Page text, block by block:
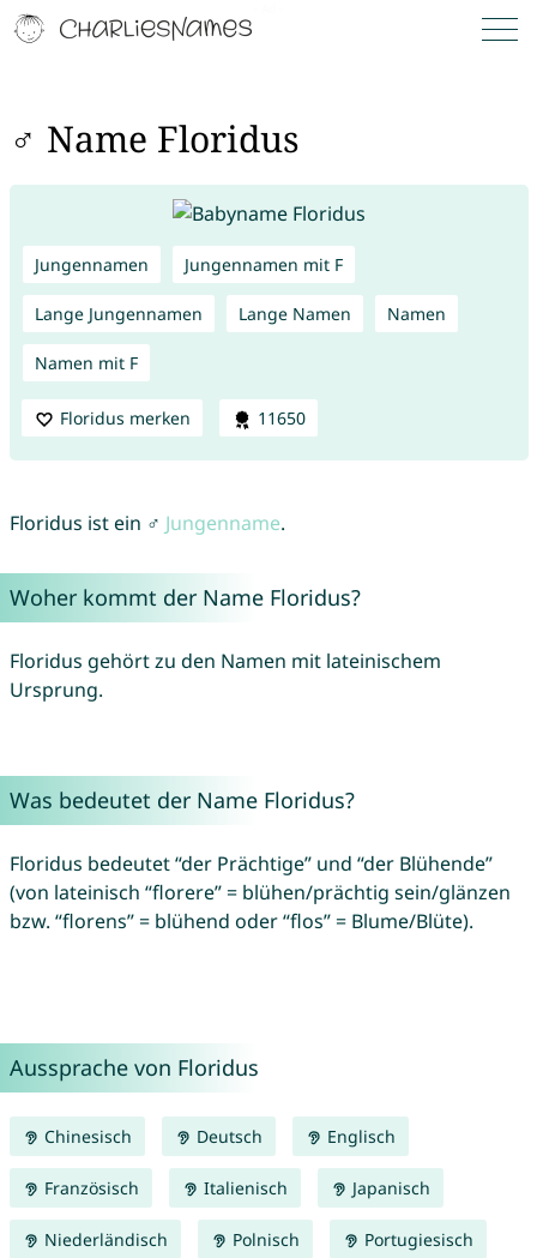
♂ Name Floridus
Jungennamen Jungennamen mit F
Lange Jungennamen Lange Namen Namen
Namen mit F
Floridus merken 11650
Floridus ist ein ♂ Jungenname.
Woher kommt der Name Floridus?
Floridus gehört zu den Namen mit lateinischem
Ursprung.
Was bedeutet der Name Floridus?
Floridus bedeutet “der Prächtige” und “der Blühende”
(von lateinisch “florere” = blühen/prächtig sein/glänzen
bzw. “florens” = blühend oder “flos” = Blume/Blüte).
Aussprache von Floridus
Chinesisch Deutsch Englisch
Französisch Italienisch Japanisch
Niederländisch Polnisch Portugiesisch